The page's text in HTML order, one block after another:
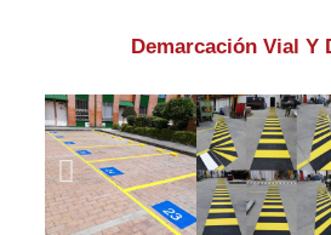
Demarcación Vial Y